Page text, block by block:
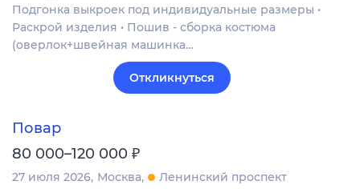
Подгонка выкроек под индивидуальные размеры •
Раскрой изделия • Пошив - сборка костюма
(оверлок+швейная машинка…
Откликнуться
Повар
80 000–120 000 ₽
27 июля 2026 Москва
Ленинский проспект